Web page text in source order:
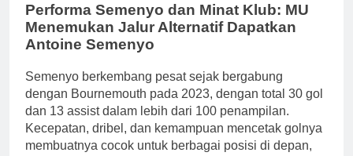
Performa Semenyo dan Minat Klub: MU
Menemukan Jalur Alternatif Dapatkan
Antoine Semenyo
Semenyo berkembang pesat sejak bergabung
dengan Bournemouth pada 2023, dengan total 30 gol
dan 13 assist dalam lebih dari 100 penampilan.
Kecepatan, dribel, dan kemampuan mencetak golnya
membuatnya cocok untuk berbagai posisi di depan,